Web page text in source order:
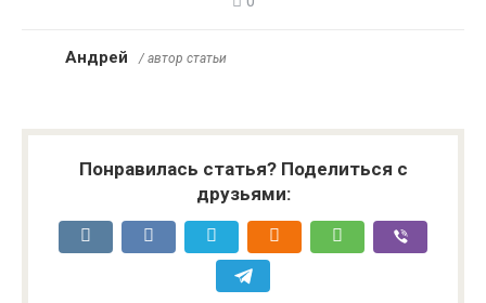
Андрей / автор статьи
Понравилась статья? Поделиться с
друзьями: